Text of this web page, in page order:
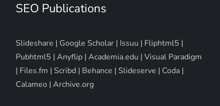
SEO Publications
Slideshare | Google Scholar | Issuu | Fliphtml5 |
Pubhtml5 |Anyflip |Academia.edu |Visual Paradigm
| Files.fm | Scribd | Behance | Slideserve | Coda |
Calameo |Archive.org